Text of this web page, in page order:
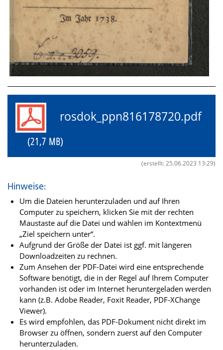
rosdok_ppn816178720.pdf
(21,7 MB)
(erstellt: 25.06.2023 13:29)
Hinweise:
Um die Dateien herunterzuladen und auf Ihren
Computer zu speichern, klicken Sie mit der rechten
Maustaste auf die Datei und wählen im Kontextmenü
„Ziel speichern unter“.
Aufgrund der Größe der Datei ist ggf. mit längeren
Downloadzeiten zu rechnen.
Zum Ansehen der PDF-Datei wird eine entsprechende
Software benötigt, die in der Regel auf Ihrem Computer
vorhanden ist oder im Internet heruntergeladen werden
kann (z.B. Adobe Reader, Foxit Reader, PDF-XChange
Viewer).
Es wird empfohlen, das PDF-Dokument nicht direkt im
Browser zu öffnen, sondern zuerst auf den Computer
herunterzuladen.